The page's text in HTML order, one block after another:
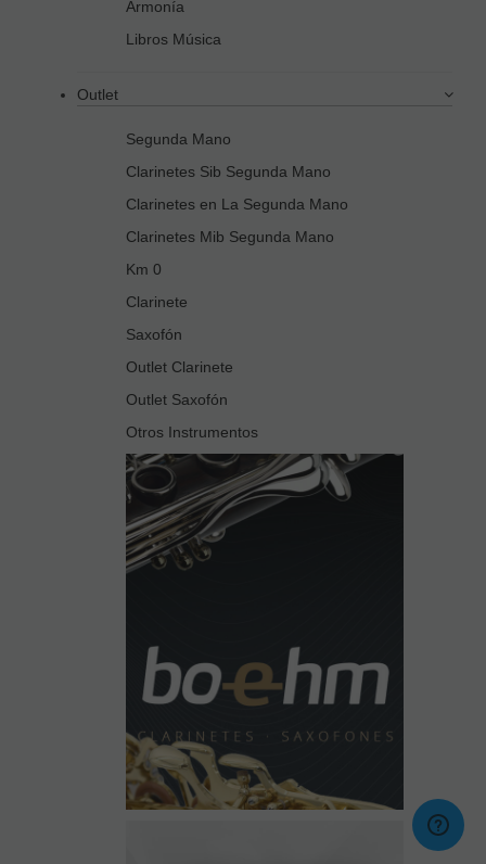
Armonía
Libros Música
Outlet
Segunda Mano
Clarinetes Sib Segunda Mano
Clarinetes en La Segunda Mano
Clarinetes Mib Segunda Mano
Km 0
Clarinete
Saxofón
Outlet Clarinete
Outlet Saxofón
Otros Instrumentos